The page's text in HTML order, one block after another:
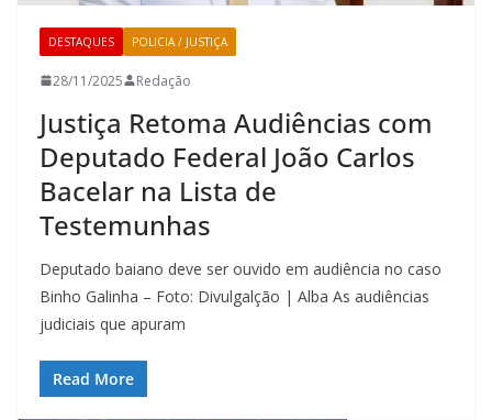
DESTAQUES POLICIA / JUSTIÇA
28/11/2025 Redação
Justiça Retoma Audiências com
Deputado Federal João Carlos
Bacelar na Lista de
Testemunhas
Deputado baiano deve ser ouvido em audiência no caso
Binho Galinha – Foto: Divulgalção | Alba As audiências
judiciais que apuram
Read More